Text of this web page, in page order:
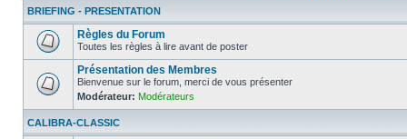
BRIEFING - PRESENTATION
Règles du Forum
Toutes les règles à lire avant de poster
Présentation des Membres
Bienvenue sur le forum, merci de vous présenter
Modérateur: Modérateurs
CALIBRA-CLASSIC